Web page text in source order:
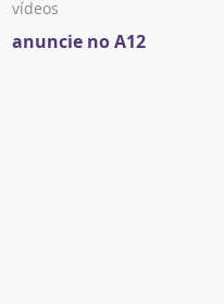
vídeos
anuncie no A12